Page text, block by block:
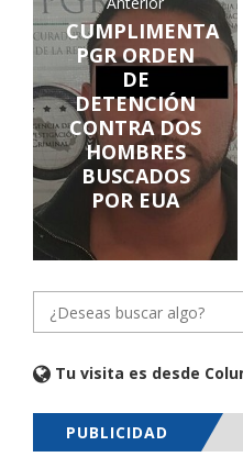
CUMPLIMENTA
PGR ORDEN
DE
DETENCIÓN
CONTRA DOS
HOMBRES
BUSCADOS
POR EUA
Tu visita es desde
PUBLICIDAD